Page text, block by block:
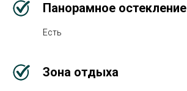
Панорамное остекление
Есть
Зона отдыха